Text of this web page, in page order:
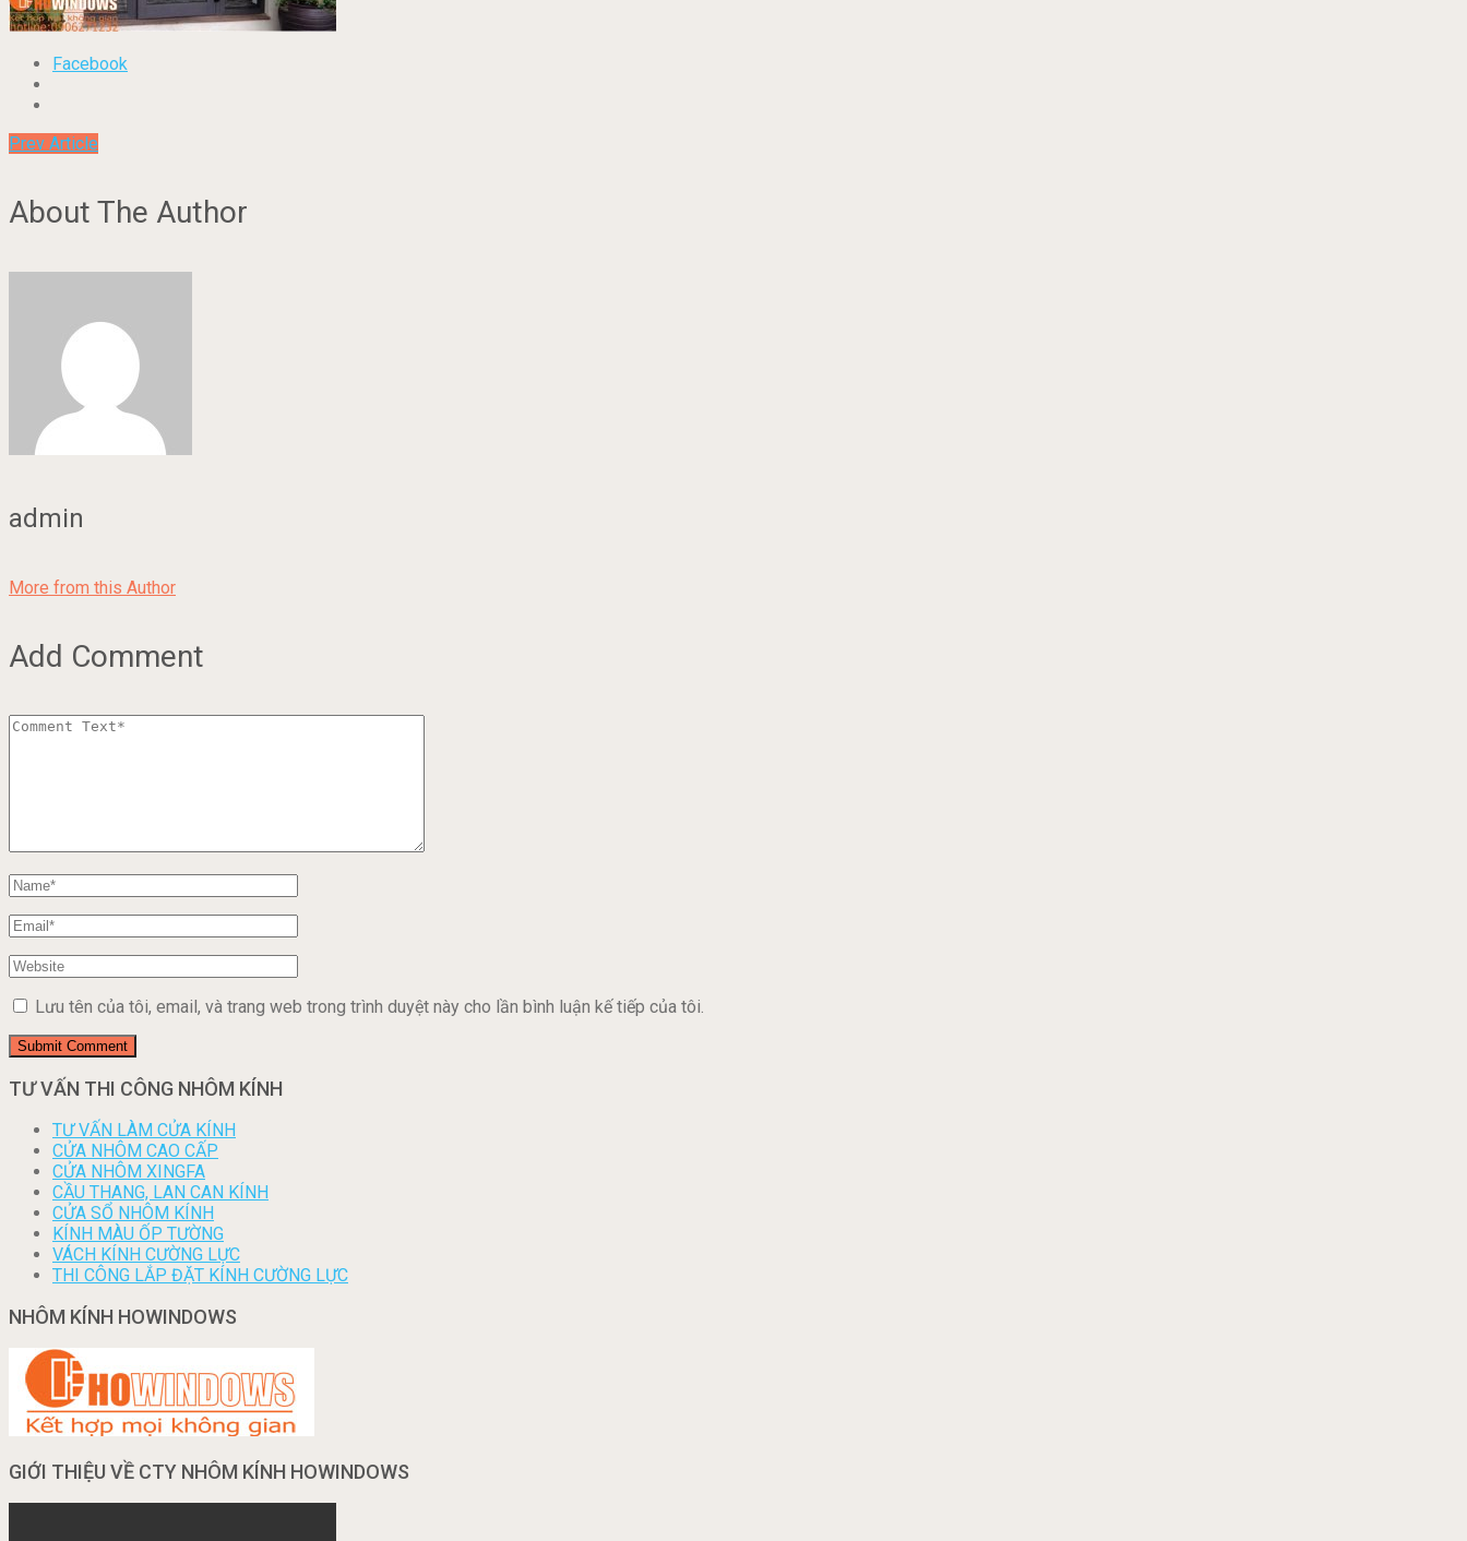
Facebook
Prev Article
About The Author
admin
More from this Author
Add Comment
Lưu tên của tôi, email, và trang web trong trình duyệt này cho lần bình luận kế tiếp của tôi.
TƯ VẤN THI CÔNG NHÔM KÍNH
TƯ VẤN LÀM CỬA KÍNH
CỬA NHÔM CAO CẤP
CỬA NHÔM XINGFA
CẦU THANG, LAN CAN KÍNH
CỬA SỔ NHÔM KÍNH
KÍNH MÀU ỐP TƯỜNG
VÁCH KÍNH CƯỜNG LỰC
THI CÔNG LẮP ĐẶT KÍNH CƯỜNG LỰC
NHÔM KÍNH HOWINDOWS
GIỚI THIỆU VỀ CTY NHÔM KÍNH HOWINDOWS